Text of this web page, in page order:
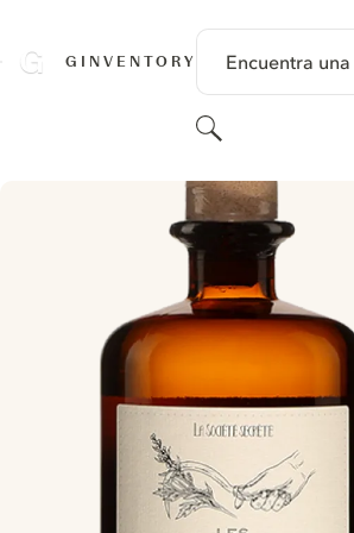
GINVENTORY Encuentra una
Buscar